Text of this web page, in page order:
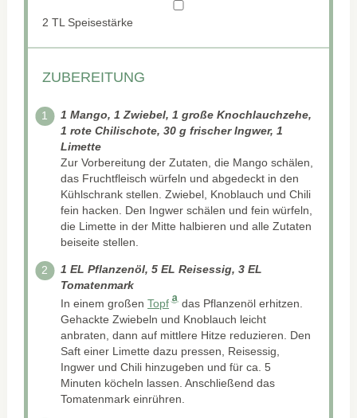
2 TL Speisestärke
ZUBEREITUNG
1 Mango, 1 Zwiebel, 1 große Knochlauchzehe,
1 rote Chilischote, 30 g frischer Ingwer, 1
Limette
Zur Vorbereitung der Zutaten, die Mango schälen,
das Fruchtfleisch würfeln und abgedeckt in den
Kühlschrank stellen. Zwiebel, Knoblauch und Chili
fein hacken. Den Ingwer schälen und fein würfeln,
die Limette in der Mitte halbieren und alle Zutaten
beiseite stellen.
1 EL Pflanzenöl, 5 EL Reisessig, 3 EL
Tomatenmark
In einem großenTopf
das Pflanzenöl erhitzen.
Gehackte Zwiebeln und Knoblauch leicht
anbraten, dann auf mittlere Hitze reduzieren. Den
Saft einer Limette dazu pressen, Reisessig,
Ingwer und Chili hinzugeben und für ca. 5
Minuten köcheln lassen. Anschließend das
Tomatenmark einrühren.